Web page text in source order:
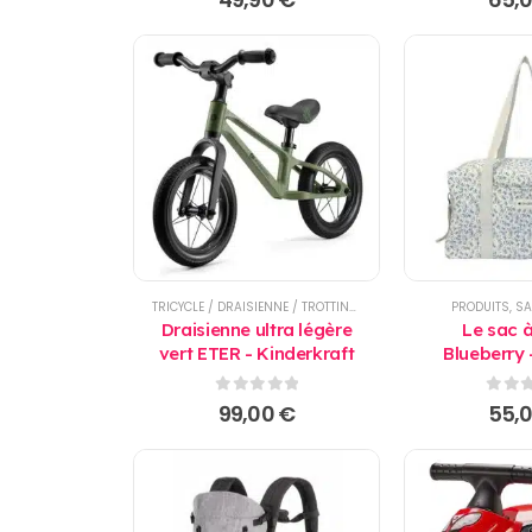
TRICYCLE / DRAISIENNE / TROTTINETTE
Draisienne ultra légère
vert ETER - Kinderkraft
0sur 5
99,00€
PRODUITS,
Le sac
Blueberry
0sur